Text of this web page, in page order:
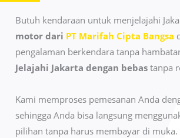
Butuh kendaraan untuk menjelajahi
motor dari PT Marifah Cipta Bangsa
pengalaman berkendara tanpa
Jelajahi Jakarta dengan bebas tanpa
Kami memproses pemesanan Anda
sehingga Anda bisa langsung
pilihan tanpa harus membayar di muka.